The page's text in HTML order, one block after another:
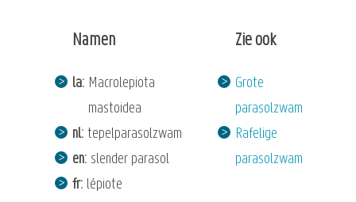
Namen
la Macrolepiota
mastoidea
nl tepelparasolzwam
en slender parasol
fr lépiote
Zie ook
Grote
parasolzwam
Rafelige
parasolzwam